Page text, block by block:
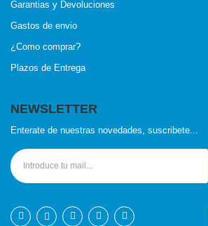
Garantias y Devoluciones
Gastos de envio
¿Como comprar?
Plazos de Entrega
NEWSLETTER
Enterate de nuestras novedades, suscribete...